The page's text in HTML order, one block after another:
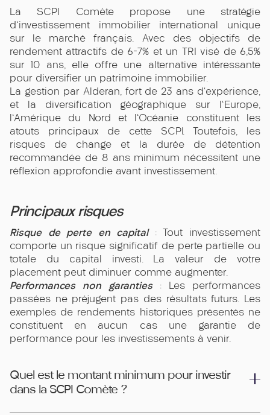
La SCPI Comète propose une stratégie
d'investissement immobilier international unique
sur le marché français. Avec des objectifs de
rendement attractifs de 6-7% et un TRI visé de 6,5%
sur 10 ans, elle offre une alternative intéressante
pour diversifier un patrimoine immobilier.
La gestion par Alderan, fort de 23 ans d'expérience,
et la diversification géographique sur l'Europe,
l'Amérique du Nord et l'Océanie constituent les
atouts principaux de cette SCPI. Toutefois, les
risques de change et la durée de détention
recommandée de 8 ans minimum nécessitent une
réflexion approfondie avant investissement.
Principaux risques
Risque de perte en capital: Tout investissement
comporte un risque significatif de perte partielle ou
totale du capital investi. La valeur de votre
placement peut diminuer comme augmenter.
Performances non garanties: Les performances
passées ne préjugent pas des résultats futurs. Les
exemples de rendements historiques présentés ne
constituent en aucun cas une garantie de
performance pour les investissements à venir.
Quel est le montant minimum pour investir
dans la SCPI Comète ?